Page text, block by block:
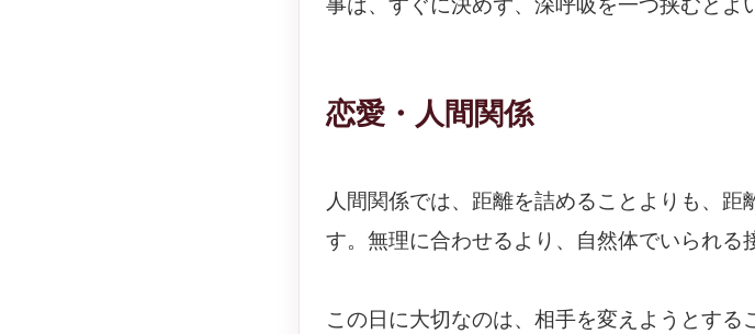
事は、すぐに決めず、深呼吸を一つ挟むとよ
恋愛・人間関係
人間関係では、距離を詰めることよりも、
す。無理に合わせるより、自然体でいられる
この日に大切なのは、相手を変えようとす